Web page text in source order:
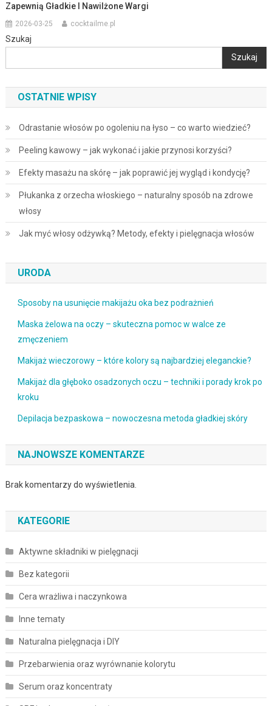
Zapewnią Gładkie I Nawilżone Wargi
2026-03-25 cocktailme.pl
Szukaj
Szukaj
OSTATNIE WPISY
Odrastanie włosów po ogoleniu na łyso – co warto wiedzieć?
Peeling kawowy – jak wykonać i jakie przynosi korzyści?
Efekty masażu na skórę – jak poprawić jej wygląd i kondycję?
Płukanka z orzecha włoskiego – naturalny sposób na zdrowe
włosy
Jak myć włosy odżywką? Metody, efekty i pielęgnacja włosów
URODA
Sposoby na usunięcie makijażu oka bez podrażnień
Maska żelowa na oczy – skuteczna pomoc w walce ze
zmęczeniem
Makijaż wieczorowy – które kolory są najbardziej eleganckie?
Makijaż dla głęboko osadzonych oczu – techniki i porady krok po
kroku
Depilacja bezpaskowa – nowoczesna metoda gładkiej skóry
NAJNOWSZE KOMENTARZE
Brak komentarzy do wyświetlenia.
KATEGORIE
Aktywne składniki w pielęgnacji
Bez kategorii
Cera wrażliwa i naczynkowa
Inne tematy
Naturalna pielęgnacja i DIY
Przebarwienia oraz wyrównanie kolorytu
Serum oraz koncentraty